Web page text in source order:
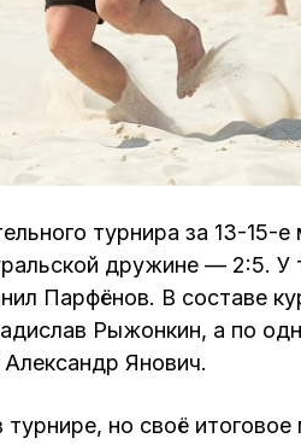
турнира за 13-15-е
дружине — 2:5.
Парфёнов. В составе
Рыжонкин, а по
Янович.
но своё итоговое